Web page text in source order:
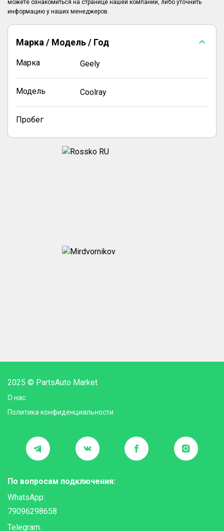
можете ознакомиться на странице нашей компании, либо уточнить
Марка / Модель / Год
Марка Geely
Модель Coolray
Пробег
2025 © PartsAuto Market
О нас
Политика конфиденциальности
По вопросам подключения:
WhatsApp:
79096298658
Telegram: